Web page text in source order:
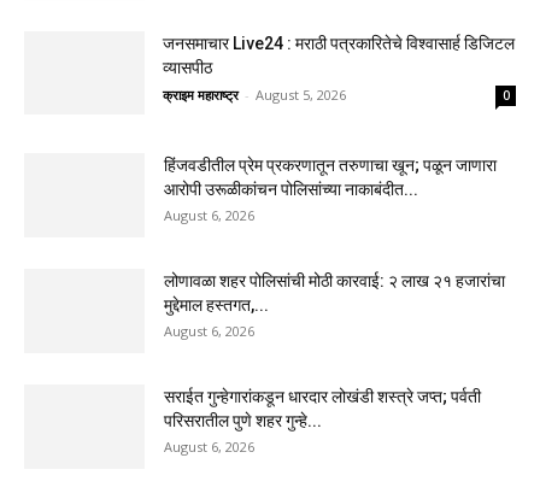
जनसमाचार Live24 : मराठी पत्रकारितेचे विश्वासार्ह डिजिटल
व्यासपीठ
क्राइम महाराष्ट्र - August 5, 2026 0
हिंजवडीतील प्रेम प्रकरणातून तरुणाचा खून; पळून जाणारा
आरोपी उरूळीकांचन पोलिसांच्या नाकाबंदीत...
August 6, 2026
लोणावळा शहर पोलिसांची मोठी कारवाई: २ लाख २१ हजारांचा
मुद्देमाल हस्तगत,...
August 6, 2026
सराईत गुन्हेगारांकडून धारदार लोखंडी शस्त्रे जप्त; पर्वती
परिसरातील पुणे शहर गुन्हे...
August 6, 2026